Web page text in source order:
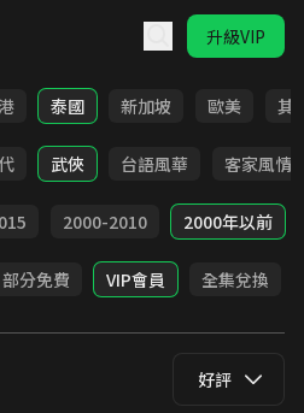
升級VIP
泰國 新加坡 歐美 其
武俠 台語風華 客家風情
2000-2010 2000年以前
部分免費 VIP會員 全集兌換
好評